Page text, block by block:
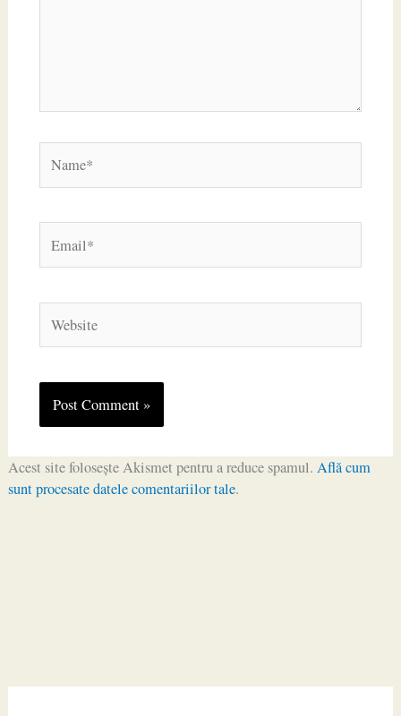
Acest site folosește Akismet pentru a reduce spamul. Află cum
sunt procesate datele comentariilor tale.